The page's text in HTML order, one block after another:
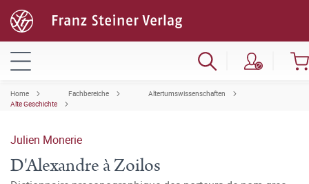
Home Fachbereiche
Altertumswissenschaften
Alte Geschichte
Julien Monerie
D'Alexandre à Zoilos